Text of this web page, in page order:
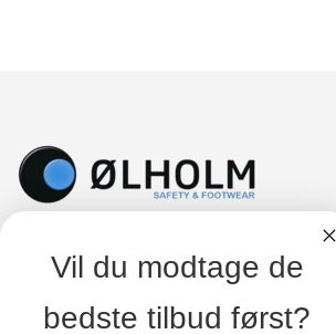
Vil du modtage de
bedste tilbud først?